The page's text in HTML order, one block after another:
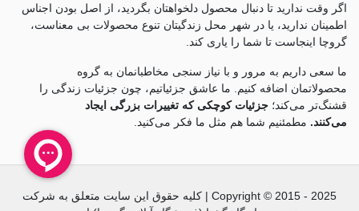
اگر وقت ندارید تا دنبال محصول دلخواهتان بگردید، از اصل بودن اجناس
اطمینان ندارید، یا در شهر محل زندگیتان تنوع محصولات بی معناست،
گروچا اینجاست تا شما را یاری کند.
ما سعی داریم به مرور و با نیاز سنجی مخاطبانمان به گروه
محصولاتمان اضافه کنیم. ما عاشق جزئياتیم، چون جزئيات زندگی را
قشنگ‌تر می‌کند؛ جزئیات کوچکی که تغییرات بزرگی ایجاد
می‌کنند. مطمئنیم شما هم مثل ما فکر می‌کنید.
Copyright © 2015 - 2025 | کلیه حقوق این سایت متعلق به شرکت